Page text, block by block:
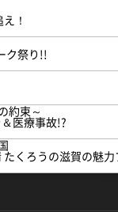
！
ク祭り!!
約束～
医療事故!?
くろうの滋賀の魅